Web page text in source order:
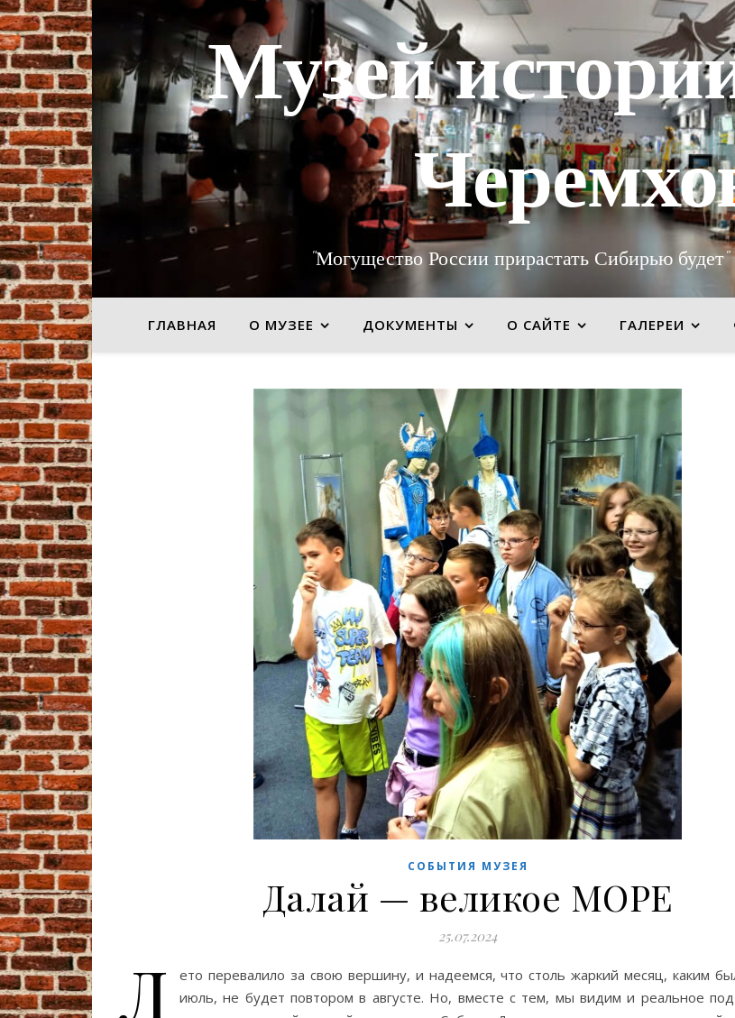
Музей
"Могущество России прирастать Сибирью
ГЛАВНАЯ О МУЗЕЕ ДОКУМЕНТЫ О САЙТЕ ГАЛЕРЕИ
СОБЫТИЯ МУЗЕЯ
Далай — великое МОРЕ
25.07.2024
Л
ето перевалило за свою вершину, и надеемся, что столь жаркий месяц, каким
июль, не будет повтором в августе. Но, вместе с тем, мы видим и реальное